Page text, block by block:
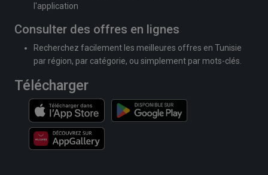
l'application
Consulter des offres en lignes
Recherchez facilement les meilleures offres en Tunisie
par région, par catégorie, ou simplement par mots-clés.
Télécharger